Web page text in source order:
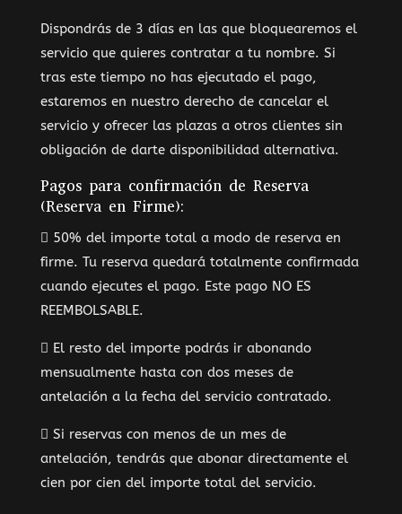
Dispondrás de 3 días en las que bloquearemos el
servicio que quieres contratar a tu nombre. Si
tras este tiempo no has ejecutado el pago,
estaremos en nuestro derecho de cancelar el
servicio y ofrecer las plazas a otros clientes sin
obligación de darte disponibilidad alternativa.
Pagos para confirmación de Reserva
(Reserva en Firme):
 50% del importe total a modo de reserva en
firme. Tu reserva quedará totalmente confirmada
cuando ejecutes el pago. Este pago NO ES
REEMBOLSABLE.
 El resto del importe podrás ir abonando
mensualmente hasta con dos meses de
antelación a la fecha del servicio contratado.
 Si reservas con menos de un mes de
antelación, tendrás que abonar directamente el
cien por cien del importe total del servicio.